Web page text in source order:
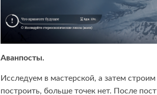
Аванпосты.
Исследуем в мастерской, а затем
построить, больше точек нет. После